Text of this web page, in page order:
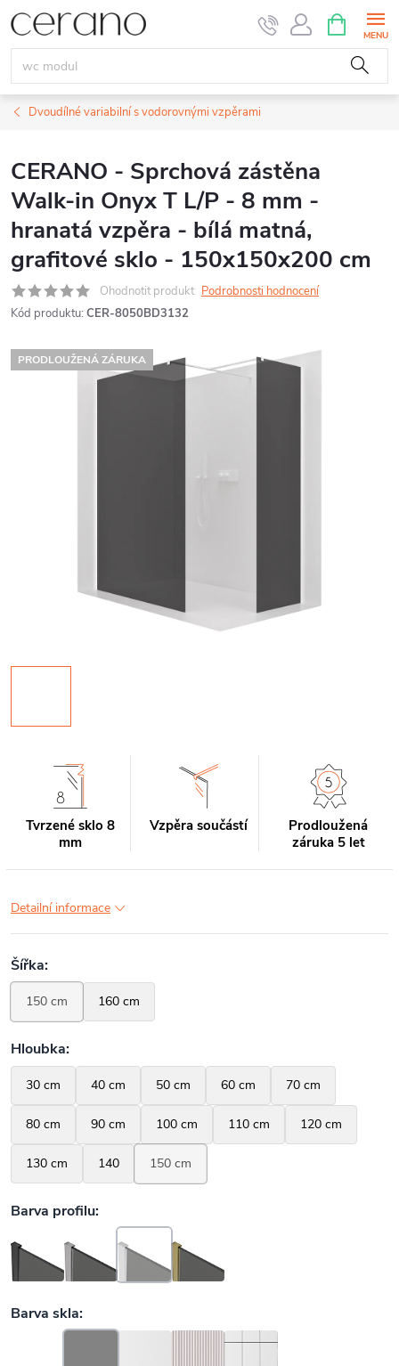
Přejít
na
obsah
NÁKUPNÍ
KOŠÍK
Dvoudílné variabilní s vodorovnými vzpěrami
CERANO - Sprchová zástěna
Walk-in Onyx T L/P - 8 mm -
hranatá vzpěra - bílá matná,
grafitové sklo - 150x150x200 cm
Ohodnotit produkt Podrobnosti hodnocení
Kód produktu: CER-8050BD3132
PRODLOUŽENÁ ZÁRUKA
Tvrzené sklo 8
mm
Vzpěra součástí
Prodloužená
záruka 5 let
Detailní informace